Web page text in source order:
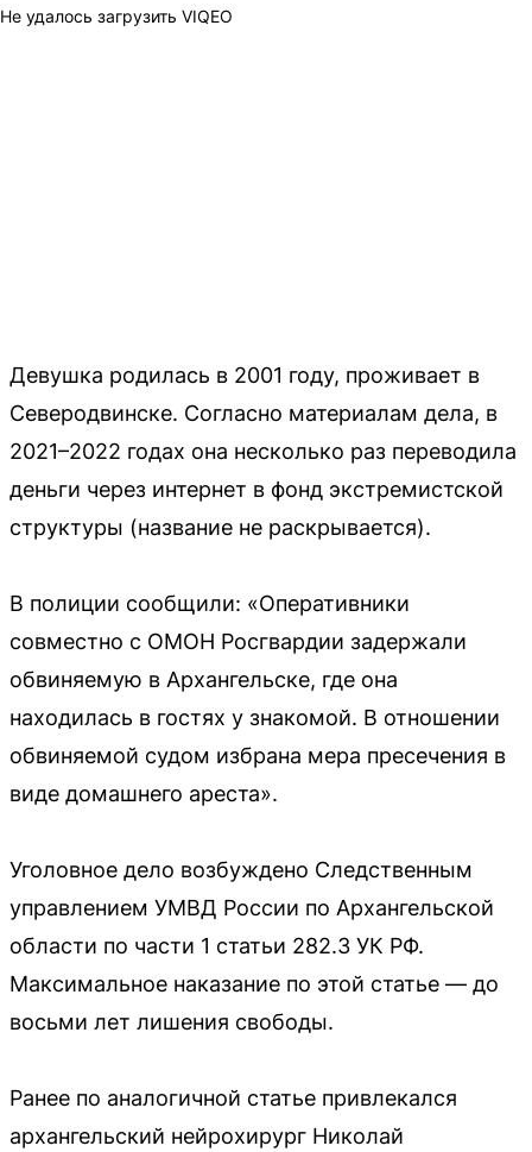
Не удалось загрузить VIQEO
Девушка родилась в 2001 году, проживает в
Северодвинске. Согласно материалам дела, в
2021–2022 годах она несколько раз переводила
деньги через интернет в фонд экстремистской
структуры (название не раскрывается).
В полиции сообщили: «Оперативники
совместно с ОМОН Росгвардии задержали
обвиняемую в Архангельске, где она
находилась в гостях у знакомой. В отношении
обвиняемой судом избрана мера пресечения в
виде домашнего ареста».
Уголовное дело возбуждено Следственным
управлением УМВД России по Архангельской
области по части 1 статьи 282.3 УК РФ.
Максимальное наказание по этой статье — до
восьми лет лишения свободы.
Ранее по аналогичной статье привлекался
архангельский нейрохирург Николай